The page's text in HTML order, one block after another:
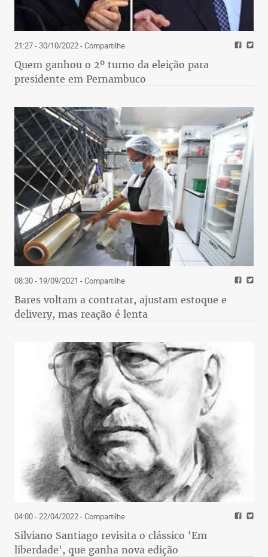
21:27 - 30/10/2022- Compartilhe
Quem ganhou o 2º turno da eleição para
presidente em Pernambuco
08:30 - 19/09/2021 - Compartilhe
Bares voltam a contratar, ajustam estoque e
delivery, mas reação é lenta
04:00 - 22/04/2022- Compartilhe
Silviano Santiago revisita o clássico 'Em
liberdade', que ganha nova edição